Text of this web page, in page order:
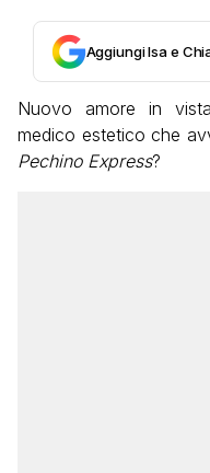
Aggiungi Isa e
Nuovo amore in
medico estetico che
Pechino Express?